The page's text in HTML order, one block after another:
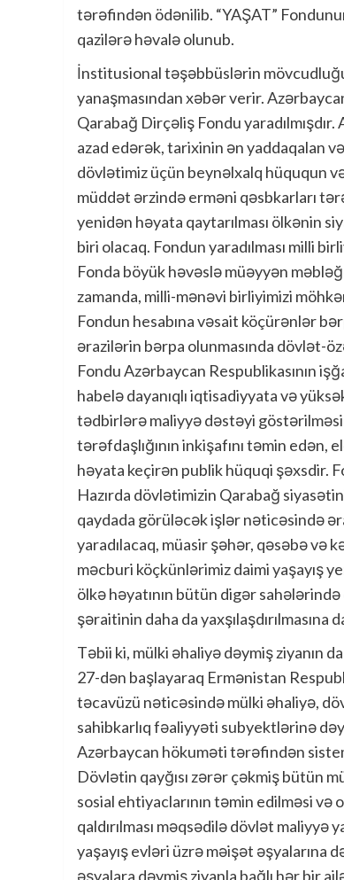
tərəfindən ödənilib. “YAŞAT”
qazilərə həvalə olunub.
İnstitusional təşəbbüslərin
yanaşmasından xəbər verir.
Qarabağ Dirçəliş Fondu
azad edərək, tarixinin ən yaddaqalan
dövlətimiz üçün beynəlxalq hüququn
müddət ərzində erməni qəsbkarları
yenidən həyata qaytarılması ölkənin
biri olacaq. Fondun yaradılması milli
Fonda böyük həvəslə müəyyən
zamanda, milli-mənəvi birliyimizi
Fondun hesabına vəsait köçürənlər
ərazilərin bərpa olunmasında dövlət-
Fondu Azərbaycan Respublikasının
habelə dayanıqlı iqtisadiyyata və
tədbirlərə maliyyə dəstəyi
tərəfdaşlığının inkişafını təmin
həyata keçirən publik hüquqi şəxsdir.
Hazırda dövlətimizin Qarabağ
qaydada görüləcək işlər nəticəsində
yaradılacaq, müasir şəhər, qəsəbə və
məcburi köçkünlərimiz daimi yaşayış
ölkə həyatının bütün digər
şəraitinin daha da yaxşılaşdırılmasına
Təbii ki, mülki əhaliyə dəymiş ziyanın
27-dən başlayaraq Ermənistan
təcavüzü nəticəsində mülki əhaliyə,
sahibkarlıq fəaliyyəti subyektlərinə
Azərbaycan hökuməti tərəfindən
Dövlətin qayğısı zərər çəkmiş bütün
sosial ehtiyaclarının təmin edilməsi və
qaldırılması məqsədilə dövlət maliyyə
yaşayış evləri üzrə məişət əşyalarına
əşyalara dəymiş ziyanla bağlı hər bir